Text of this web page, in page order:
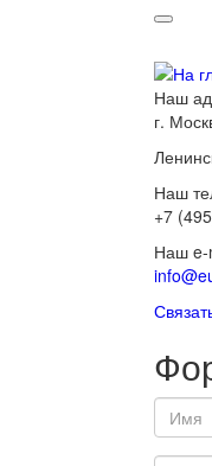
Наш
г.
Наш
+7
Наш e-